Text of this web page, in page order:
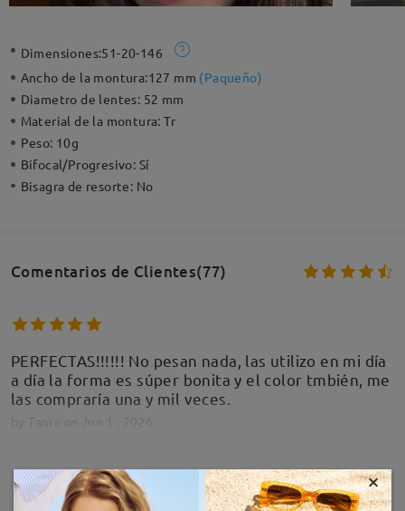
Dimensiones:51-20-146
Ancho de la montura:127 mm (Paqueño)
Diametro de lentes: 52 mm
Material de la montura:Tr
Peso: 10g
Bifocal/Progresivo: Sí
Bisagra de resorte: No
Comentarios de Clientes(77)
PERFECTAS!!!!!! No pesan nada, las utilizo en mi día
a día la forma es súper bonita y el color tmbién, me
las compraría una y mil veces.
MOSTRAR MÁS ×